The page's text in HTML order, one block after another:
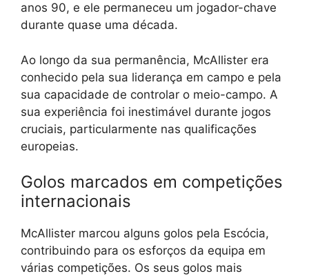
anos 90, e ele permaneceu um jogador-chave
durante quase uma década.
Ao longo da sua permanência, McAllister era
conhecido pela sua liderança em campo e pela
sua capacidade de controlar o meio-campo. A
sua experiência foi inestimável durante jogos
cruciais, particularmente nas qualificações
europeias.
Golos marcados em competições
internacionais
McAllister marcou alguns golos pela Escócia,
contribuindo para os esforços da equipa em
várias competições. Os seus golos mais